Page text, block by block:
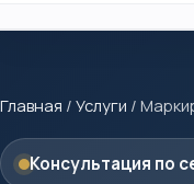
Главная / Услуги /
Консультация по